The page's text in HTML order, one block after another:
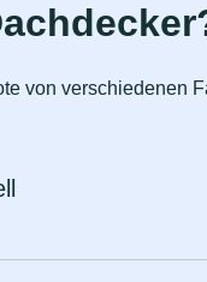
von verschiedenen